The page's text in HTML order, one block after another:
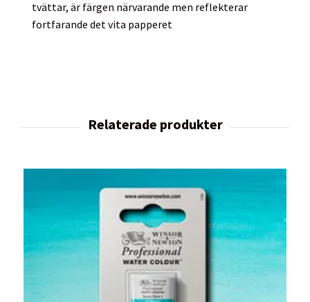
tvättar, är färgen närvarande men reflekterar
fortfarande det vita papperet